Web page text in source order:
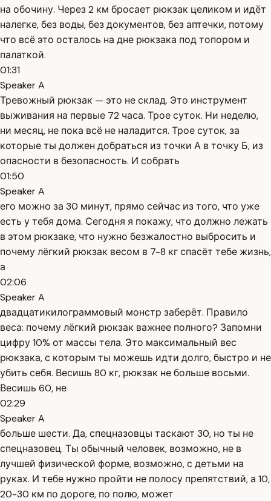
на обочину. Через 2 км бросает рюкзак целиком и идёт
налегке, без воды, без документов, без аптечки, потому
что всё это осталось на дне рюкзака под топором и
палаткой.
01:31
Speaker A
Тревожный рюкзак — это не склад. Это инструмент
выживания на первые 72 часа. Трое суток. Ни неделю,
ни месяц, не пока всё не наладится. Трое суток, за
которые ты должен добраться из точки А в точку Б, из
опасности в безопасность. И собрать
01:50
Speaker A
его можно за 30 минут, прямо сейчас из того, что уже
есть у тебя дома. Сегодня я покажу, что должно лежать
в этом рюкзаке, что нужно безжалостно выбросить и
почему лёгкий рюкзак весом в 7-8 кг спасёт тебе жизнь,
а
02:06
Speaker A
двадцатикилограммовый монстр заберёт. Правило
веса: почему лёгкий рюкзак важнее полного? Запомни
цифру 10% от массы тела. Это максимальный вес
рюкзака, с которым ты можешь идти долго, быстро и не
убить себя. Весишь 80 кг, рюкзак не больше восьми.
Весишь 60, не
02:29
Speaker A
больше шести. Да, спецназовцы таскают 30, но ты не
спецназовец. Ты обычный человек, возможно, не в
лучшей физической форме, возможно, с детьми на
руках. И тебе нужно пройти не полосу препятствий, а 10,
20-30 км по дороге, по полю, может